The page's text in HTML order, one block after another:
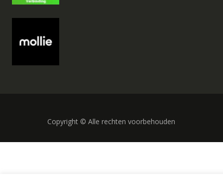
Copyright © Alle rechten voorbehouden